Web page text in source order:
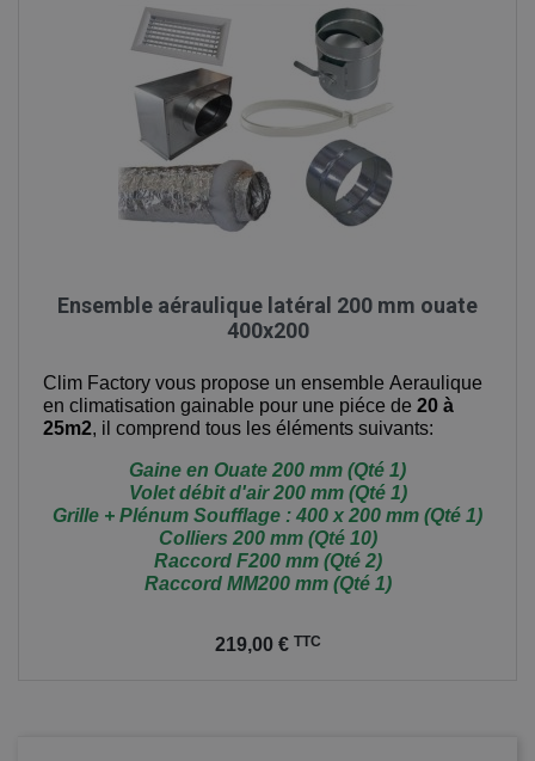
Ensemble aéraulique latéral 200 mm ouate
400x200
Clim Factory vous propose un ensemble Aeraulique
en climatisation gainable pour une piéce de 20 à
25m2, il comprend tous les éléments suivants:
Gaine en Ouate 200 mm (Qté 1)
Volet débit d'air 200 mm (Qté 1)
Grille + Plénum Soufflage : 400 x 200 mm (Qté 1)
Colliers 200 mm (Qté 10)
Raccord F200 mm (Qté 2)
Raccord MM200 mm (Qté 1)
219,00 € TTC